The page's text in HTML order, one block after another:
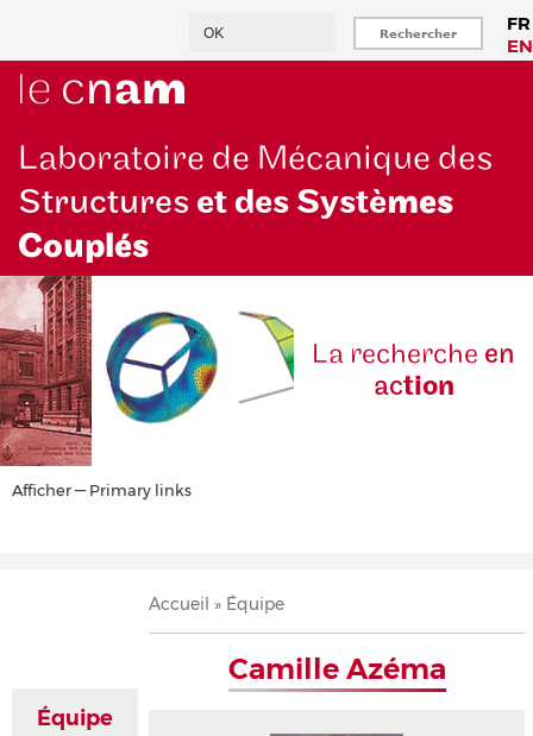
principal
FR
EN
Laboratoire de Mécanique des
Structures et des Systèmes
Couplés
La recherche en
action
Primary
Afficher — Primary links
Fil
d'Ariane
Accueil Équipe
Camille Azéma
Équipe